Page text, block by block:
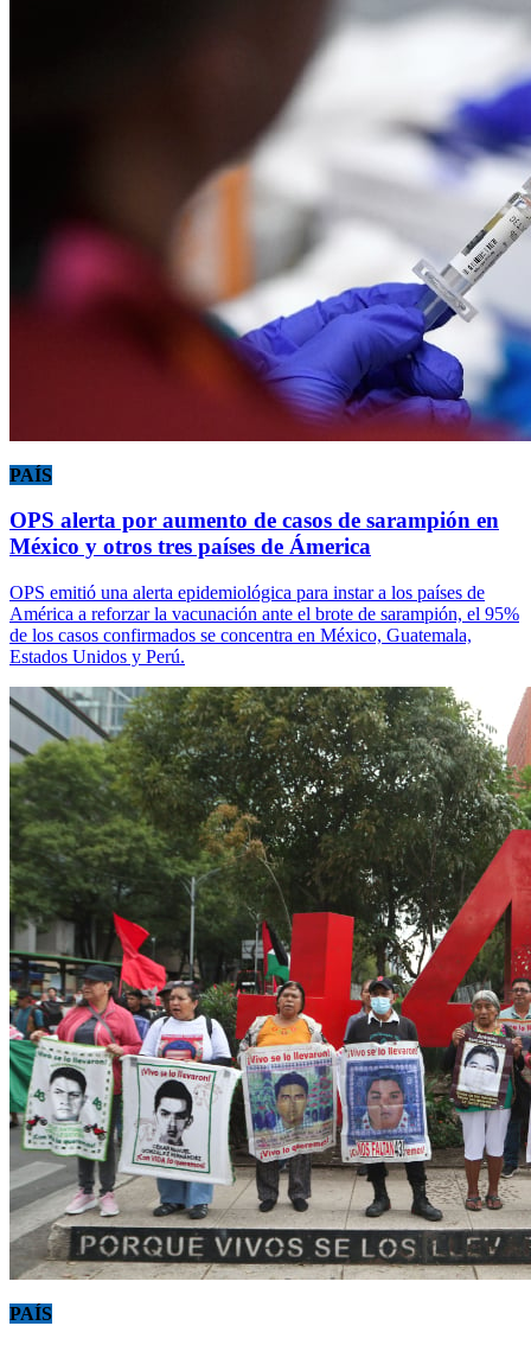
PAÍS
OPS alerta por aumento de casos de sarampión en
México y otros tres países de Ámerica
OPS emitió una alerta epidemiológica para instar a los países de
América a reforzar la vacunación ante el brote de sarampión, el 95%
de los casos confirmados se concentra en México, Guatemala,
Estados Unidos y Perú.
PAÍS